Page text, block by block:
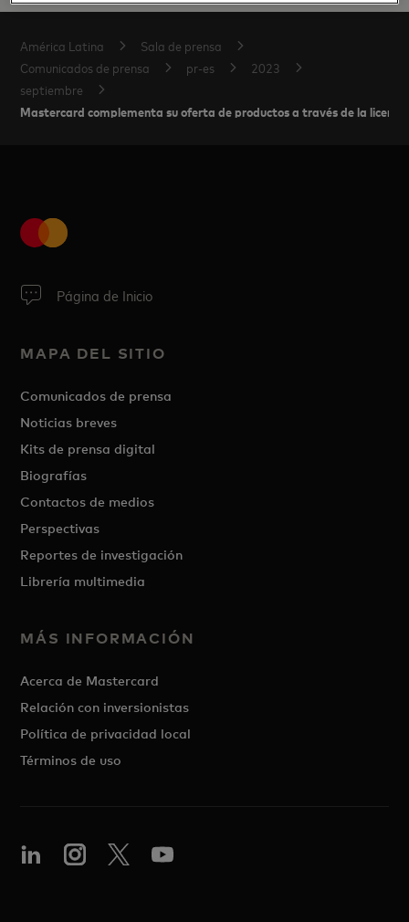
América Latina
Sala de prensa
Comunicados de prensa
pr-es
2023
septiembre
Mastercard complementa su oferta de productos a través de la
Página de Inicio
MAPA DEL SITIO
Comunicados de prensa
Noticias breves
Kits de prensa digital
Biografías
Contactos de medios
Perspectivas
Reportes de investigación
Librería multimedia
MÁS INFORMACIÓN
Acerca de Mastercard
Relación con inversionistas
Política de privacidad local
Términos de uso